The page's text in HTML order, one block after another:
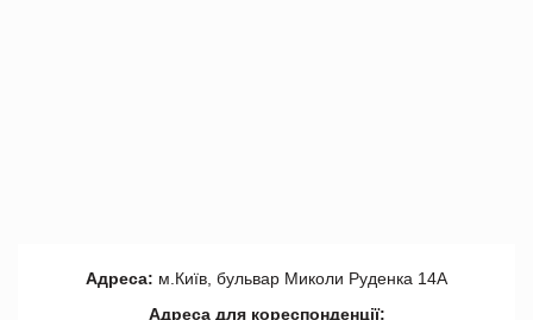
Адреса: м.Київ, бульвар Миколи Руденка 14А
Адреса для кореспонденції: